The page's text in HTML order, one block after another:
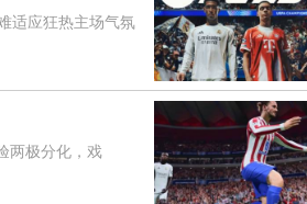
适应狂热主场气氛
两极分化，戏